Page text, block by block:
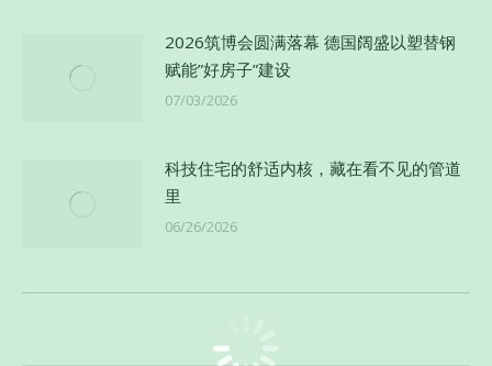
2026筑博会圆满落幕 德国阔盛以塑替钢
赋能”好房子”建设
07/03/2026
科技住宅的舒适内核，藏在看不见的管道
里
06/26/2026